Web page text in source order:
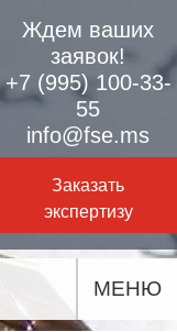
Ждем ваших
заявок!
+7 (995) 100-33-
55
info@fse.ms
Заказать
экспертизу
МЕНЮ